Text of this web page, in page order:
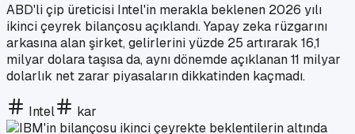
ABD'li çip üreticisi Intel'in merakla beklenen 2026 yılı
ikinci çeyrek bilançosu açıklandı. Yapay zeka rüzgarını
arkasına alan şirket, gelirlerini yüzde 25 artırarak 16,1
milyar dolara taşısa da, aynı dönemde açıklanan 11 milyar
dolarlık net zarar piyasaların dikkatinden kaçmadı.
Intel kar